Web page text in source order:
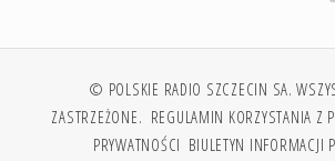
© POLSKIE RADIO SZCZECIN SA.
ZASTRZEŻONE. REGULAMIN KORZYSTANIA Z
PRYWATNOŚCI BIULETYN INFORMACJI